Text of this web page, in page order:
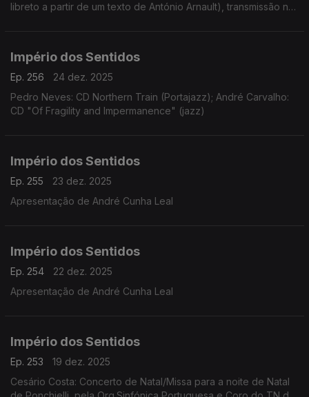
libreto a partir de um texto de António Arnault), transmissão na
Império dos Sentidos
Ep. 256
24 dez. 2025
Pedro Neves: CD Northern Train (Portajazz); André Carvalho:
CD "Of Fragility and Impermanence" (jazz)
Império dos Sentidos
Ep. 255
23 dez. 2025
Apresentação de André Cunha Leal
Império dos Sentidos
Ep. 254
22 dez. 2025
Apresentação de André Cunha Leal
Império dos Sentidos
Ep. 253
19 dez. 2025
Cesário Costa: Concerto de Natal/Missa para a noite de Natal